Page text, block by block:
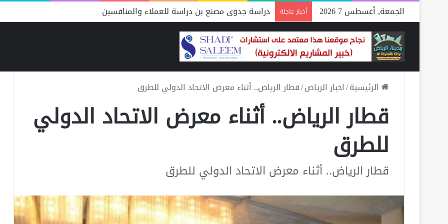
الجمعة, أغسطس 7 2026 أخبار عاجلة دراسة جدوى مصنع بن دراسة للعملاء والمنافسين
الرئيسية/اخبار الرياض/قطار الرياض.. أثناء معرض الاتحاد الدولي للطرق
قطار الرياض.. أثناء معرض الاتحاد الدولي
للطرق
قطار الرياض.. أثناء معرض الاتحاد الدولي للطرق